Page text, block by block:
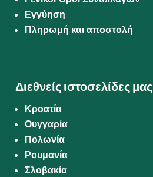
Εγγύηση
Πληρωμή και αποστολή
Διεθνείς ιστοσελίδες μας
Κροατία
Ουγγαρία
Πολωνία
Ρουμανία
Σλοβακία